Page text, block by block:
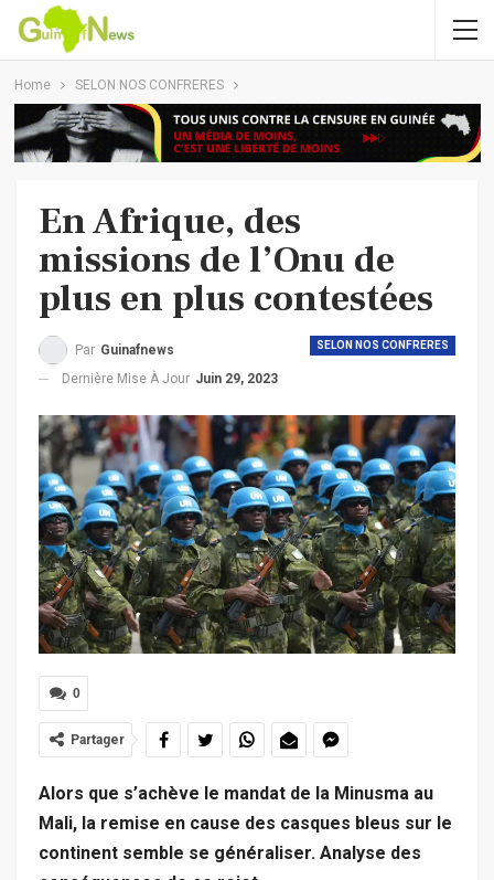
Home SELON NOS CONFRERES
En Afrique, des
missions de l’Onu de
plus en plus contestées
SELON NOS CONFRERES
Par Guinafnews
Dernière Mise À Jour Juin 29, 2023
0
Partager
Alors que s’achève le mandat de la Minusma au
Mali, la remise en cause des casques bleus sur le
continent semble se généraliser. Analyse des